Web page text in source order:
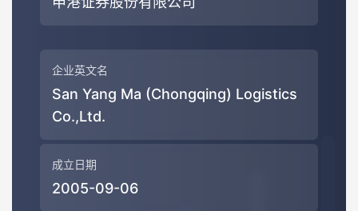
企业英文名
San Yang Ma (Chongqing) Logistics
Co.,Ltd.
成立日期
2005-09-06